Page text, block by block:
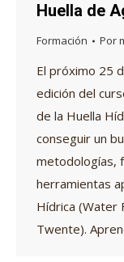
Huella de
Formación Por
El próximo 25
edición del
de la Huella
conseguir un
metodologías,
herramientas
Hídrica (Water
Twente).